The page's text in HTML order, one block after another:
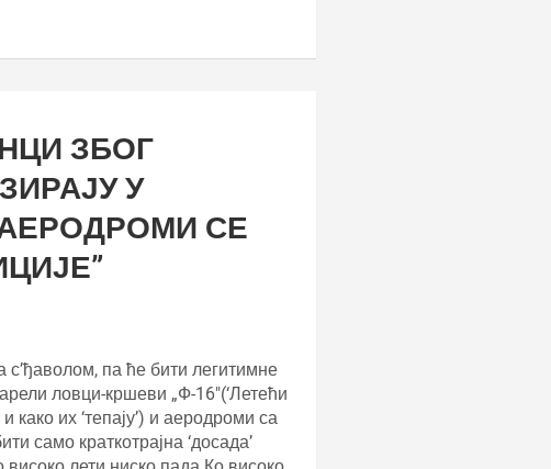
ЗБОГ
У
СЕ
”
па ће бити легитимне
ловци-кршеви „Ф-16″(‘Летећи
како их ‘тепају’) и аеродроми са
само краткотрајна ‘досада’